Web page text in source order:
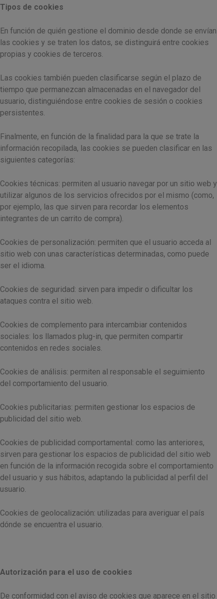
Tipos de cookies
En función de quién gestione el dominio desde donde se envían
las cookies y se traten los datos, se distinguirá entre cookies
propias y cookies de terceros.
Las cookies también pueden clasificarse según el plazo de
tiempo que permanezcan almacenadas en el navegador del
usuario, distinguiéndose entre cookies de sesión o cookies
persistentes.
Finalmente, en función de la finalidad para la que se trate la
información recopilada, las cookies se pueden clasificar en las
siguientes categorías:
Cookies técnicas: permiten al usuario navegar por un sitio web y
utilizar algunos de los servicios ofrecidos por el mismo (como,
por ejemplo, las que sirven para recordar los elementos
integrantes de un carrito de compra).
Cookies de personalización: permiten que el usuario acceda al
sitio web con unas características determinadas, como puede
ser el idioma.
Cookies de seguridad: sirven para impedir o dificultar los
ataques contra el sitio web.
Cookies de complemento para intercambiar contenidos
sociales: los llamados plug-in, que permiten compartir
contenidos en redes sociales.
Cookies de análisis: permiten al responsable el seguimiento
del comportamiento del usuario.
Cookies publicitarias: permiten gestionar los espacios de
publicidad del sitio web.
Cookies de publicidad comportamental: como las anteriores,
sirven para gestionar los espacios de publicidad del sitio web
en función de la información recogida sobre el comportamiento
del usuario y sus hábitos, adaptando la publicidad al perfil del
usuario.
Cookies de geolocalización: utilizadas para averiguar el país
dónde se encuentra el usuario.
Autorización para el uso de cookies
De conformidad con el aviso de cookies que aparece en el sitio